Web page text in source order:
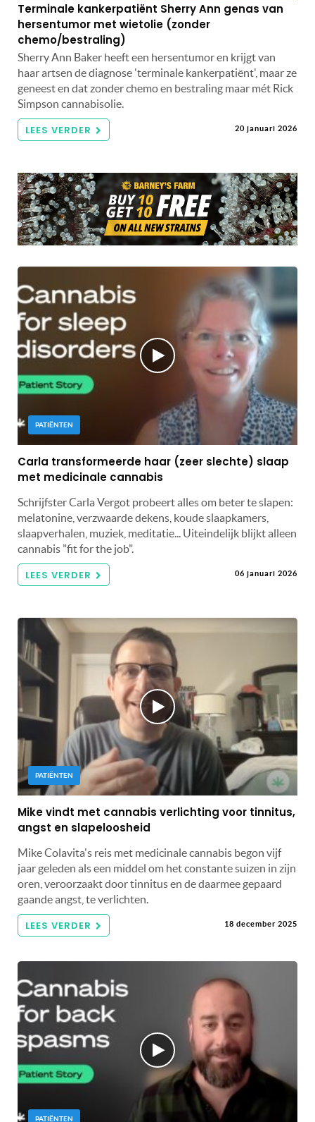
Terminale kankerpatiënt Sherry Ann genas van
hersentumor met wietolie (zonder
chemo/bestraling)
Sherry Ann Baker heeft een hersentumor en krijgt van
haar artsen de diagnose 'terminale kankerpatiënt', maar ze
geneest en dat zonder chemo en bestraling maar mét Rick
Simpson cannabisolie.
LEES VERDER 20 januari 2026
PATIËNTEN
Carla transformeerde haar (zeer slechte) slaap
met medicinale cannabis
Schrijfster Carla Vergot probeert alles om beter te slapen:
melatonine, verzwaarde dekens, koude slaapkamers,
slaapverhalen, muziek, meditatie... Uiteindelijk blijkt alleen
cannabis "fit for the job".
LEES VERDER 06 januari 2026
PATIËNTEN
Mike vindt met cannabis verlichting voor tinnitus,
angst en slapeloosheid
Mike Colavita's reis met medicinale cannabis begon vijf
jaar geleden als een middel om het constante suizen in zijn
oren, veroorzaakt door tinnitus en de daarmee gepaard
gaande angst, te verlichten.
LEES VERDER 18 december 2025
PATIËNTEN